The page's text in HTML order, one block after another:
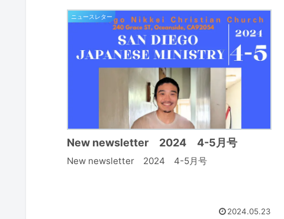
ニュースレター
New newsletter 2024 4-5月号
New newsletter 2024 4-5月号
2024.05.23